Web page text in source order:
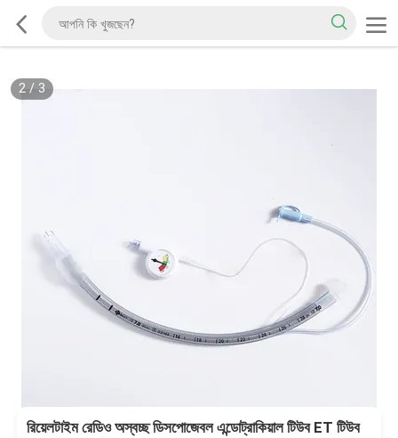
2/ 3
রিয়েলটাইম রেডিও অস্বচ্ছ ডিসপোজেবল এন্ডোট্রাকিয়াল টিউব ET টিউব